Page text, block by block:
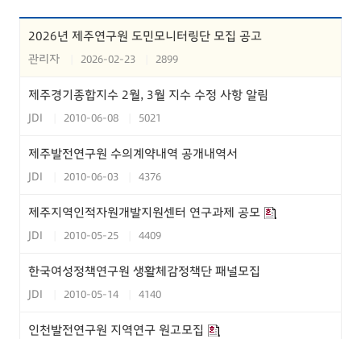
2026년 제주연구원 도민모니터링단 모집 공고
관리자 2026-02-23 2899
제주경기종합지수 2월, 3월 지수 수정 사항 알림
JDI 2010-06-08 5021
제주발전연구원 수의계약내역 공개내역서
JDI 2010-06-03 4376
제주지역인적자원개발지원센터 연구과제 공모
JDI 2010-05-25 4409
한국여성정책연구원 생활체감정책단 패널모집
JDI 2010-05-14 4140
인천발전연구원 지역연구 원고모집